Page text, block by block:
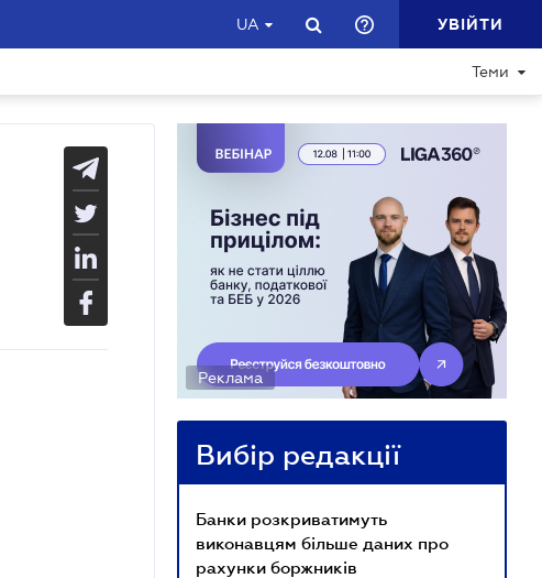
UA УВІЙТИ
Теми
Реклама
Вибір редакції
Банки розкриватимуть
виконавцям більше даних про
рахунки боржників